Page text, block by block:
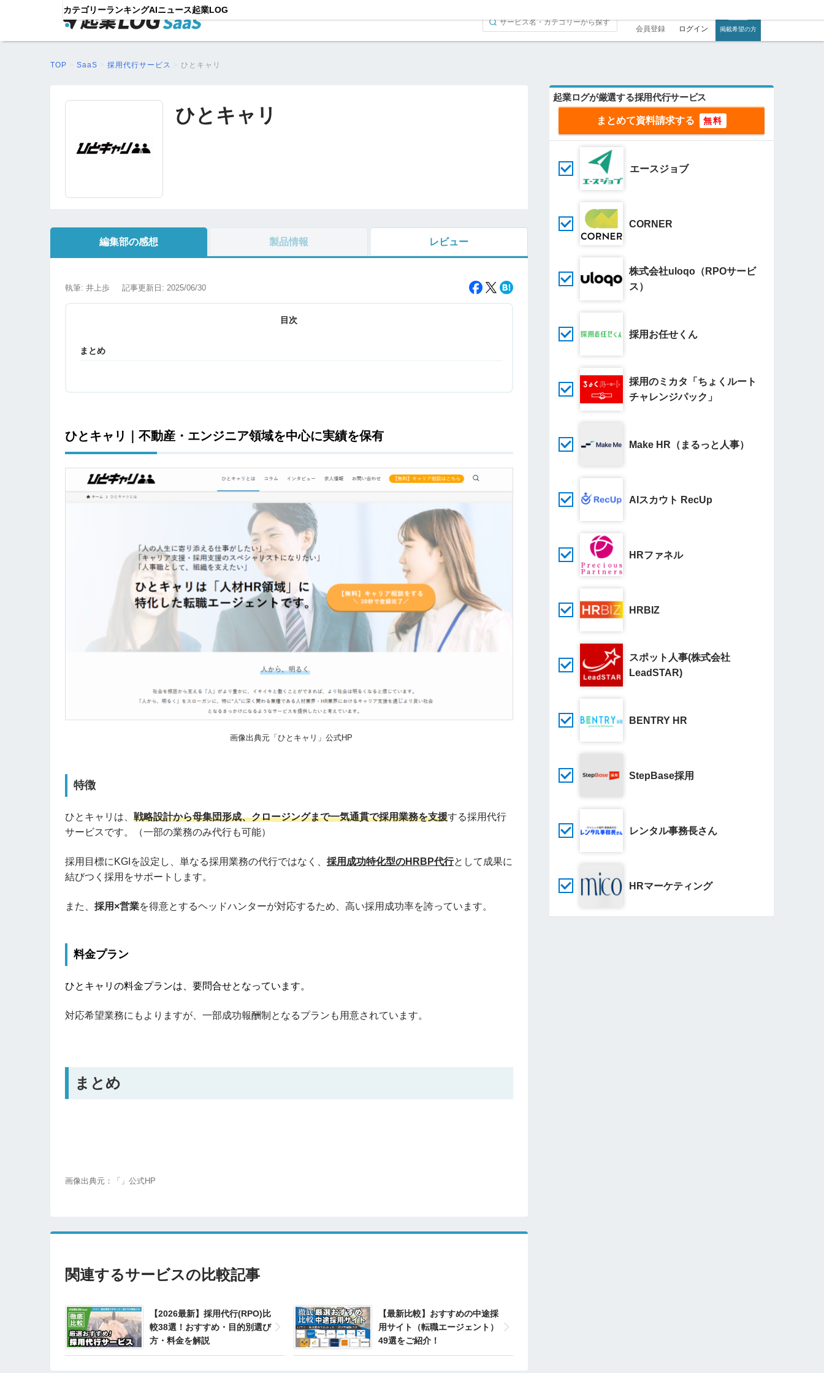
カテゴリーランキングAIニュース起業LOG
会員登録 ログイン 掲載希望の方
TOP SaaS 採用代行サービス ひとキャリ
ひとキャリ
編集部の感想 製品情報 レビュー
執筆: 井上歩 記事更新日: 2025/06/30
目次
まとめ
ひとキャリ｜不動産・エンジニア領域を中心に実績を保有
画像出典元「ひとキャリ」公式HP
特徴
ひとキャリは、 戦略設計から母集団形成、クロージングまで一気通貫で採用業務を支援する採用代行
サービスです。（一部の業務のみ代行も可能）
採用目標にKGIを設定し、単なる採用業務の代行ではなく、 採用成功特化型のHRBP代行として成果に
結びつく採用をサポートします。
また、 採用×営業を得意とするヘッドハンターが対応するため、高い採用成功率を誇っています。
料金プラン
ひとキャリの料金プランは、要問合せとなっています。
対応希望業務にもよりますが、一部成功報酬制となるプランも用意されています。
まとめ
画像出典元：「」公式HP
関連するサービスの比較記事
【2026最新】採用代行(RPO)比
較38選！おすすめ・目的別選び
方・料金を解説
【最新比較】おすすめの中途採
用サイト（転職エージェント）
49選をご紹介！
起業ログが厳選する採用代行サービス
まとめて資料請求する
エースジョブ
CORNER
株式会社uloqo（RPOサービ
ス）
採用お任せくん
採用のミカタ「ちょくルート
チャレンジパック」
Make HR（まるっと人事）
AIスカウト RecUp
HRファネル
HRBIZ
スポット人事(株式会社
LeadSTAR)
BENTRY HR
StepBase採用
レンタル事務長さん
HRマーケティング